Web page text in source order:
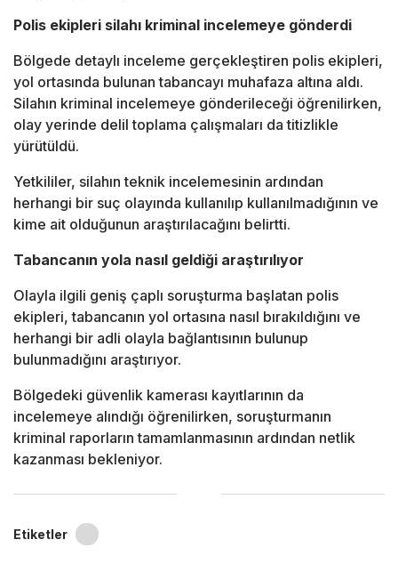
Polis ekipleri silahı kriminal incelemeye gönderdi
Bölgede detaylı inceleme gerçekleştiren polis ekipleri,
yol ortasında bulunan tabancayı muhafaza altına aldı.
Silahın kriminal incelemeye gönderileceği öğrenilirken,
olay yerinde delil toplama çalışmaları da titizlikle
yürütüldü.
Yetkililer, silahın teknik incelemesinin ardından
herhangi bir suç olayında kullanılıp kullanılmadığının ve
kime ait olduğunun araştırılacağını belirtti.
Tabancanın yola nasıl geldiği araştırılıyor
Olayla ilgili geniş çaplı soruşturma başlatan polis
ekipleri, tabancanın yol ortasına nasıl bırakıldığını ve
herhangi bir adli olayla bağlantısının bulunup
bulunmadığını araştırıyor.
Bölgedeki güvenlik kamerası kayıtlarının da
incelemeye alındığı öğrenilirken, soruşturmanın
kriminal raporların tamamlanmasının ardından netlik
kazanması bekleniyor.
Etiketler